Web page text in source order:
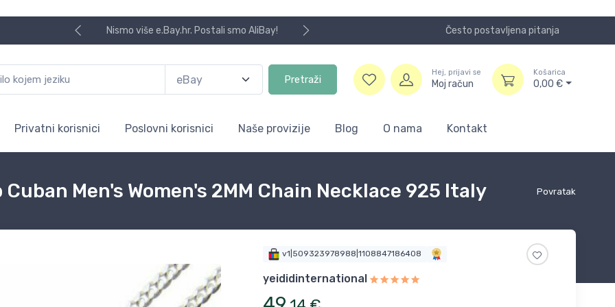
Nismo više e.Bay.hr. Postali smo AliBay! Često postavljena pitanja
Pretraži
Hej, prijavi se
Moj račun
Košarica
0,00 €
Privatni korisnici Poslovni korisnici Naše provizije Blog O nama Kontakt
Povratak
Men's Women's 2MM Chain Necklace 925 Italy
v1|509323978988|1108847186408
yeididinternational